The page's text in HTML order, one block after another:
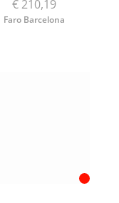
€ 210,19
Faro Barcelona